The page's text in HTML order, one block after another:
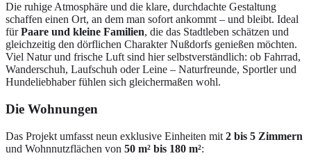
Die ruhige Atmosphäre und die klare, durchdachte Gestaltung
schaffen einen Ort, an dem man sofort ankommt – und bleibt. Ideal
fürPaare und kleine Familien, die das Stadtleben schätzen und
gleichzeitig den dörflichen Charakter Nußdorfs genießen möchten.
Viel Natur und frische Luft sind hier selbstverständlich: ob Fahrrad,
Wanderschuh, Laufschuh oder Leine – Naturfreunde, Sportler und
Hundeliebhaber fühlen sich gleichermaßen wohl.
Die Wohnungen
Das Projekt umfasst neun exklusive Einheiten mit 2 bis 5 Zimmern
und Wohnnutzflächen von 50 m² bis 180 m²: